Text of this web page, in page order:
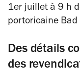
1er juillet à 9 h
portoricaine Bad
Des détails
des